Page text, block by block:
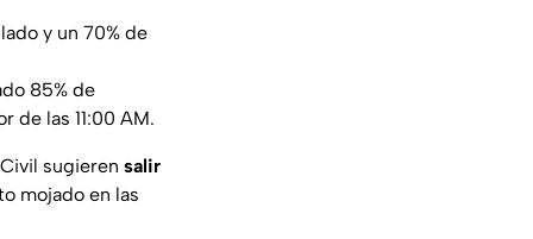
y un 70% de
85% de
de las 11:00 AM.
sugieren salir
mojado en las